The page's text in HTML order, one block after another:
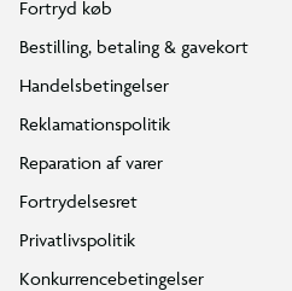
Fortryd køb
Bestilling, betaling & gavekort
Handelsbetingelser
Reklamationspolitik
Reparation af varer
Fortrydelsesret
Privatlivspolitik
Konkurrencebetingelser